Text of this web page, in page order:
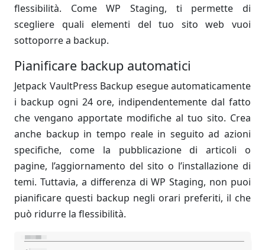
flessibilità. Come WP Staging, ti permette di
scegliere quali elementi del tuo sito web vuoi
sottoporre a backup.
Pianificare backup automatici
Jetpack VaultPress Backup esegue automaticamente
i backup ogni 24 ore, indipendentemente dal fatto
che vengano apportate modifiche al tuo sito. Crea
anche backup in tempo reale in seguito ad azioni
specifiche, come la pubblicazione di articoli o
pagine, l’aggiornamento del sito o l’installazione di
temi. Tuttavia, a differenza di WP Staging, non puoi
pianificare questi backup negli orari preferiti, il che
può ridurre la flessibilità.